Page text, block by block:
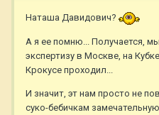
Наташа Давидович?
А я ее помню... Получается,
экспертизу в Москве, на
Крокусе проходил...
И значит, эт нам просто не
суко-бебичкам